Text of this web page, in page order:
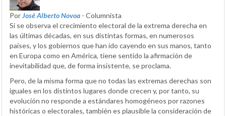
PorJosé Alberto Novoa - Columnista
Si se observa el crecimiento electoral de la extrema derecha en
las últimas décadas, en sus distintas formas, en numerosos
países, y los gobiernos que han ido cayendo en sus manos, tanto
en Europa como en América, tiene sentido la afirmación de
inevitabilidad que, de forma insistente, se proclama.
Pero, de la misma forma que no todas las extremas derechas son
iguales en los distintos lugares donde crecen y, por tanto, su
evolución no responde a estándares homogéneos por razones
históricas o electorales, también es plausible la consideración de